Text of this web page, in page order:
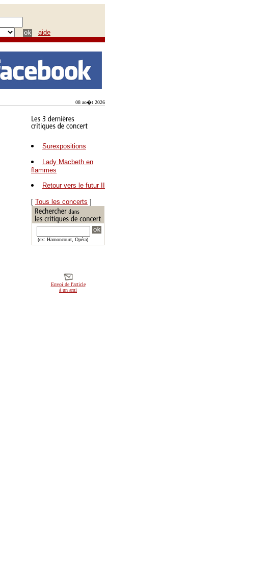
aide
08 ao�t 2026
Surexpositions
Lady Macbeth en
flammes
Retour vers le futur II
[ Tous les concerts ]
(ex: Harnoncourt, Opéra)
Envoi de l'article
à un ami